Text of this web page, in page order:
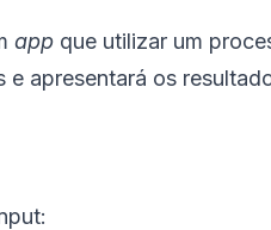
app que utilizar um
e apresentará os